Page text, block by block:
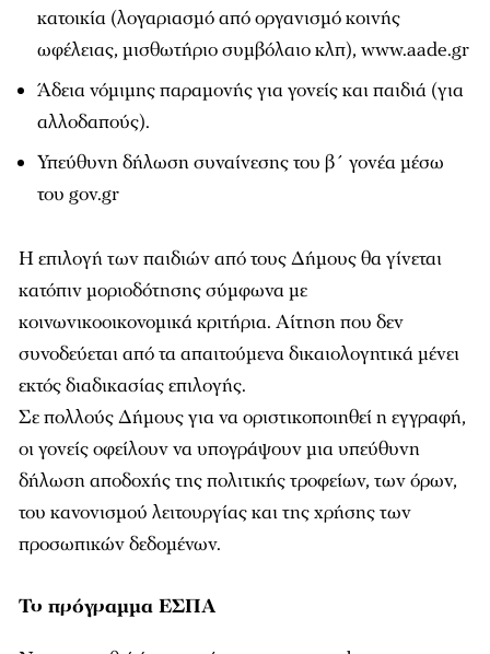
κατοικία (λογαριασμό από οργανισμό κοινής
ωφέλειας, μισθωτήριο συμβόλαιο κλπ), www.aade.gr
Άδεια νόμιμης παραμονής για γονείς και παιδιά (για
αλλοδαπούς).
Υπεύθυνη δήλωση συναίνεσης του β΄ γονέα μέσω
του gov.gr
Η επιλογή των παιδιών από τους Δήμους θα γίνεται
κατόπιν μοριοδότησης σύμφωνα με
κοινωνικοοικονομικά κριτήρια. Αίτηση που δεν
συνοδεύεται από τα απαιτούμενα δικαιολογητικά μένει
εκτός διαδικασίας επιλογής.
Σε πολλούς Δήμους για να οριστικοποιηθεί η εγγραφή,
οι γονείς οφείλουν να υπογράψουν μια υπεύθυνη
δήλωση αποδοχής της πολιτικής τροφείων, των όρων,
του κανονισμού λειτουργίας και της χρήσης των
προσωπικών δεδομένων.
Το πρόγραμμα ΕΣΠΑ